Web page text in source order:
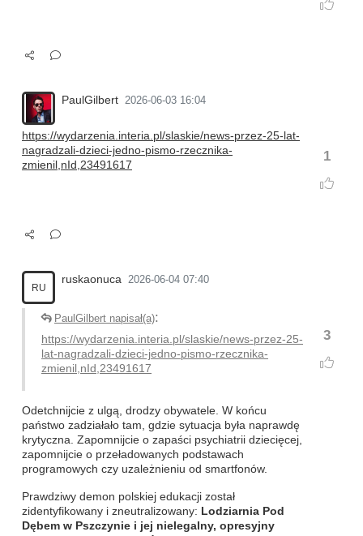
PaulGilbert 2026-06-03 16:04
1
https://wydarzenia.interia.pl/slaskie/news-przez-25-lat-
nagradzali-dzieci-jedno-pismo-rzecznika-
zmienil,nId,23491617
RU
ruskaonuca 2026-06-04 07:40
3
PaulGilbert napisał(a):
https://wydarzenia.interia.pl/slaskie/news-przez-25-
lat-nagradzali-dzieci-jedno-pismo-rzecznika-
zmienil,nId,23491617
Odetchnijcie z ulgą, drodzy obywatele. W końcu
państwo zadziałało tam, gdzie sytuacja była naprawdę
krytyczna. Zapomnijcie o zapaści psychiatrii dziecięcej,
zapomnijcie o przeładowanych podstawach
programowych czy uzależnieniu od smartfonów.
Prawdziwy demon polskiej edukacji został
zidentyfikowany i zneutralizowany: Lodziarnia Pod
Dębem w Pszczynie i jej nielegalny, opresyjny